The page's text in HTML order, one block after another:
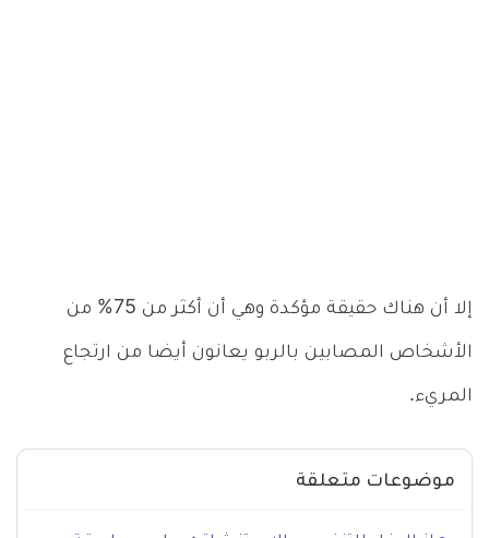
إلا أن هناك حقيقة مؤكدة وهي أن أكثر من 75% من
الأشخاص المصابين بالربو يعانون أيضا من ارتجاع
المريء.
موضوعات متعلقة